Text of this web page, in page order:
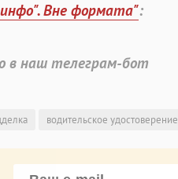
Вне формата":
в наш телеграм-бот
водительское удостоверение